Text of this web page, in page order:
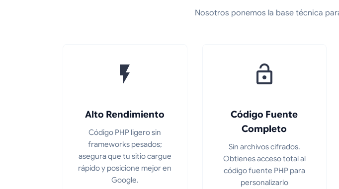
Nosotros ponemos la base técnica
Alto Rendimiento
Código PHP ligero sin
frameworks pesados;
asegura que tu sitio cargue
rápido y posicione mejor en
Google.
Código Fuente
Completo
Sin archivos cifrados.
Obtienes acceso total al
código fuente PHP para
personalizarlo